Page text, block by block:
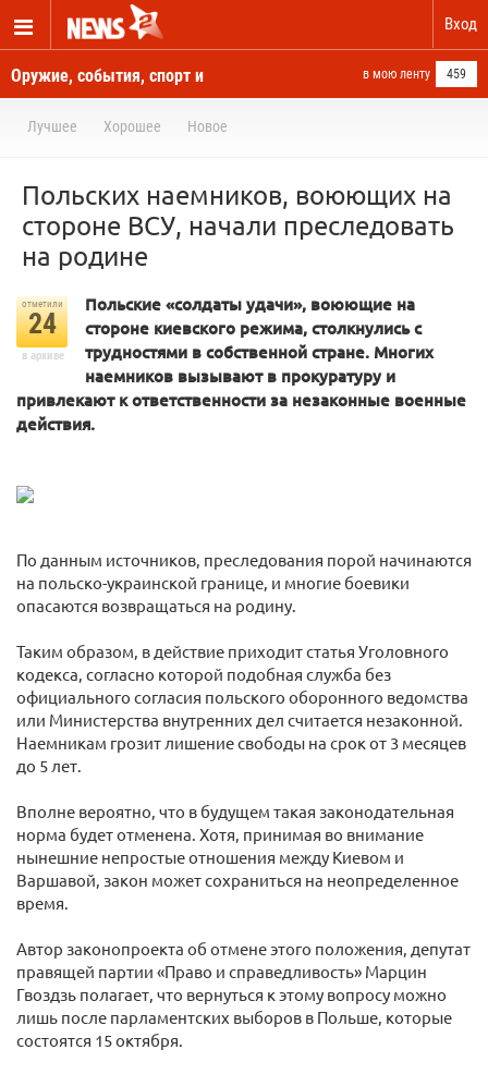
Вход
Оружие, события, спорт и
новости отовсюду
в мою ленту 459
Лучшее Хорошее Новое
Польских наемников, воюющих на
стороне ВСУ, начали преследовать
на родине
отметили
24
в архиве
Польские «солдаты удачи», воюющие на
стороне киевского режима, столкнулись с
трудностями в собственной стране. Многих
наемников вызывают в прокуратуру и
привлекают к ответственности за незаконные военные
действия.
По данным источников, преследования порой начинаются
на польско-украинской границе, и многие боевики
опасаются возвращаться на родину.
Таким образом, в действие приходит статья Уголовного
кодекса, согласно которой подобная служба без
официального согласия польского оборонного ведомства
или Министерства внутренних дел считается незаконной.
Наемникам грозит лишение свободы на срок от 3 месяцев
до 5 лет.
Вполне вероятно, что в будущем такая законодательная
норма будет отменена. Хотя, принимая во внимание
нынешние непростые отношения между Киевом и
Варшавой, закон может сохраниться на неопределенное
время.
Автор законопроекта об отмене этого положения, депутат
правящей партии «Право и справедливость» Марцин
Гвоздзь полагает, что вернуться к этому вопросу можно
лишь после парламентских выборов в Польше, которые
состоятся 15 октября.